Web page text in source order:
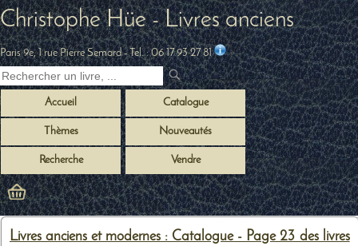
Christophe Hüe - Livres anciens
Paris 9e, 1 rue Pierre Semard- Tel. :06 17 93 27 81
Accueil Catalogue
Thèmes Nouveautés
Recherche Vendre
Livres anciens et modernes : Catalogue - Page 23 des livres